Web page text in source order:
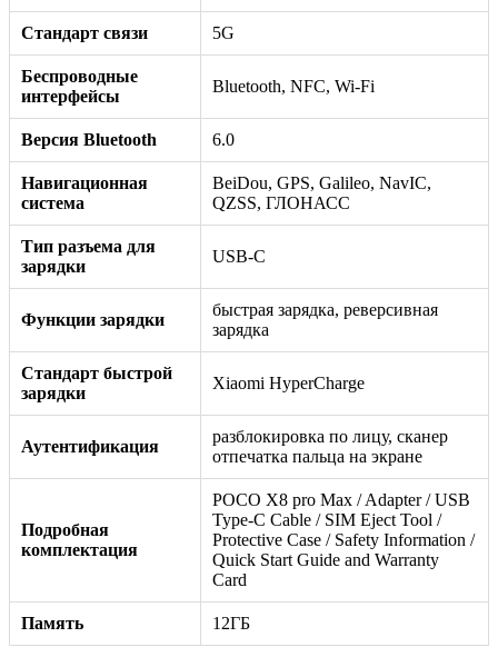
Стандарт связи 5G
Беспроводные
интерфейсы
Bluetooth, NFC, Wi-Fi
Версия Bluetooth 6.0
Навигационная
система
BeiDou, GPS, Galileo, NavIC,
QZSS, ГЛОНАСС
Тип разъема для
зарядки
USB-C
Функции зарядки
быстрая зарядка, реверсивная
зарядка
Стандарт быстрой
зарядки
Xiaomi HyperCharge
Аутентификация
разблокировка по лицу, сканер
отпечатка пальца на экране
Подробная
комплектация
POCO X8 pro Max / Adapter / USB
Type-C Cable / SIM Eject Tool /
Protective Case / Safety Information /
Quick Start Guide and Warranty
Card
Память 12ГБ